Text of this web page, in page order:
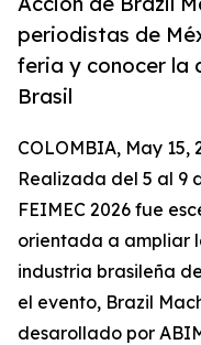
periodistas de
feria y conocer la
Brasil
COLOMBIA, May 15,
Realizada del 5 al 9
FEIMEC 2026 fue
orientada a ampliar
industria brasileña
el evento, Brazil
desarollado por